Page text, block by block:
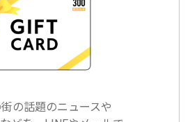
の話題のニュースや